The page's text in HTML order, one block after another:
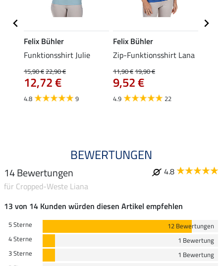
Felix Bühler
Funktionsshirt Julie
15,90 €22,90 €
12,72 €
4.8 9
Felix Bühler
Zip-Funktionsshirt Lana
11,90 €19,90 €
9,52 €
4.9 22
BEWERTUNGEN
14 Bewertungen
4.8
für Cropped-Weste Liana
13 von 14 Kunden würden diesen Artikel empfehlen
5 Sterne
12 Bewertungen
4 Sterne
1 Bewertung
3 Sterne
1 Bewertung